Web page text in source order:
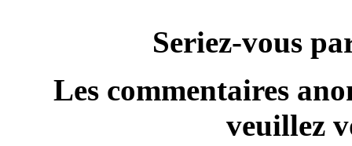
Seriez-vous
Les commentaires
veuillez